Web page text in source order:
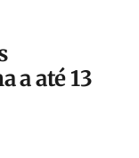
a até 13